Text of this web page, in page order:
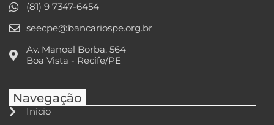
(81) 9 7347-6454
seecpe@bancariospe.org.br
Av. Manoel Borba, 564
Boa Vista - Recife/PE
Navegação
Início